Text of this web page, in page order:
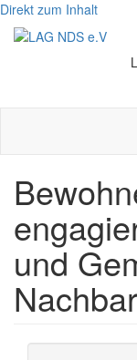
Direkt zum Inhalt
und